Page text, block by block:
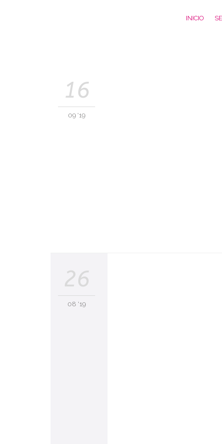
INICIO
16
09 '19
26
08 '19